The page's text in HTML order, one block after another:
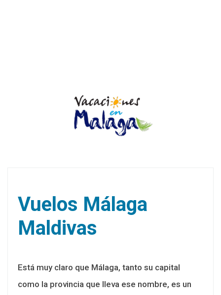
Vuelos Málaga
Maldivas
Está muy claro que Málaga, tanto su capital
como la provincia que lleva ese nombre, es un